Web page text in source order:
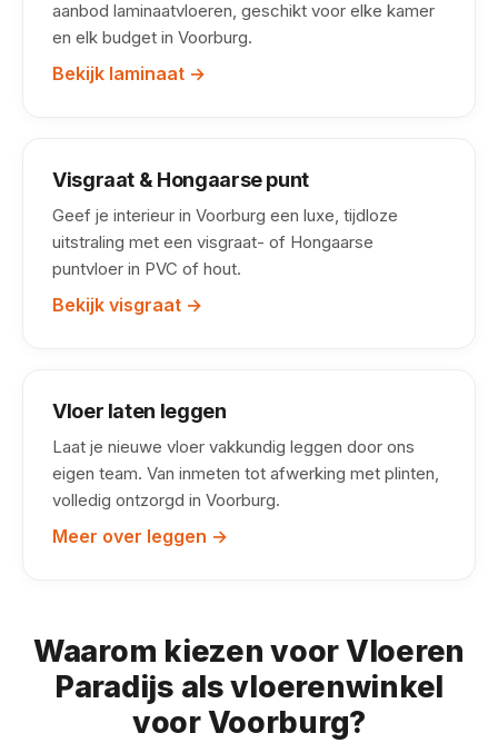
aanbod laminaatvloeren, geschikt voor elke kamer
en elk budget in Voorburg.
Bekijk laminaat →
Visgraat & Hongaarse punt
Geef je interieur in Voorburg een luxe, tijdloze
uitstraling met een visgraat- of Hongaarse
puntvloer in PVC of hout.
Bekijk visgraat →
Vloer laten leggen
Laat je nieuwe vloer vakkundig leggen door ons
eigen team. Van inmeten tot afwerking met plinten,
volledig ontzorgd in Voorburg.
Meer over leggen →
Waarom kiezen voor Vloeren
Paradijs als vloerenwinkel
voor Voorburg?